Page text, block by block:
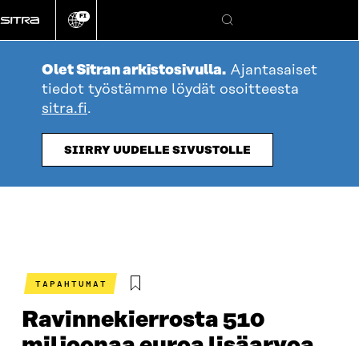
suoraan
sisältöön
Vaihda
kieli
FI
Hae
Olet Sitran arkistosivulla. Ajantasaiset
tiedot työstämme löydät osoitteesta
sitra.fi.
SIIRRY UUDELLE SIVUSTOLLE
TAPAHTUMAT
Ravinnekierrosta 510